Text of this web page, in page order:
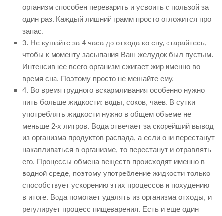
организм способен переварить и усвоить с пользой за
один раз. Каждый лишний грамм просто отложится про
запас.
3. Не кушайте за 4 часа до отхода ко сну, старайтесь,
чтобы к моменту засыпания Ваш желудок был пустым.
Интенсивнее всего организм сжигает жир именно во
время сна. Поэтому просто не мешайте ему.
4. Во время грудного вскармливания особенно нужно
пить больше жидкости: воды, соков, чаев. В сутки
употреблять жидкости нужно в общем объеме не
меньше 2-х литров. Вода отвечает за скорейший вывод
из организма продуктов распада, а если они перестанут
накапливаться в организме, то перестанут и отравлять
его. Процессы обмена веществ происходят именно в
водной среде, поэтому употребление жидкости только
способствует ускорению этих процессов и похудению
в итоге. Вода помогает удалять из организма отходы, и
регулирует процесс пищеварения. Есть и еще один